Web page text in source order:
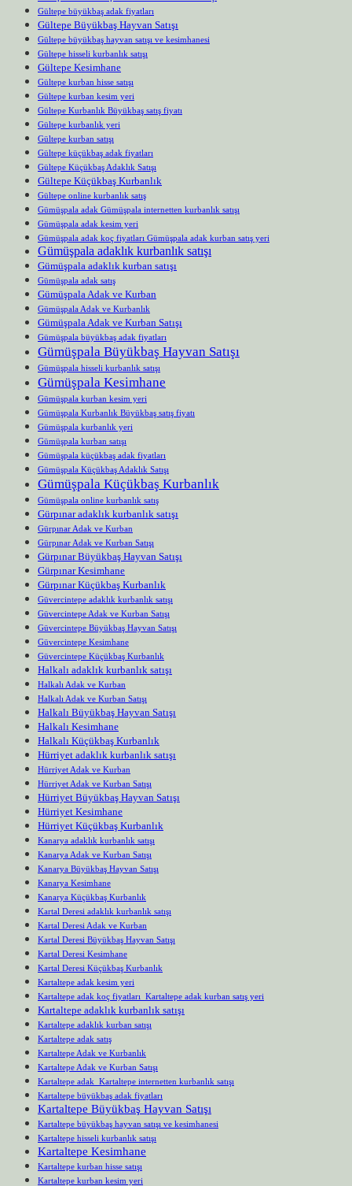
Gültepe büyükbaş adak fiyatları
Gültepe Büyükbaş Hayvan Satışı
Gültepe büyükbaş hayvan satışı ve kesimhanesi
Gültepe hisseli kurbanlık satışı
Gültepe Kesimhane
Gültepe kurban hisse satışı
Gültepe kurban kesim yeri
Gültepe Kurbanlık Büyükbaş satış fiyatı
Gültepe kurbanlık yeri
Gültepe kurban satışı
Gültepe küçükbaş adak fiyatları
Gültepe Küçükbaş Adaklık Satışı
Gültepe Küçükbaş Kurbanlık
Gültepe online kurbanlık satış
Gümüşpala adak Gümüşpala internetten kurbanlık satışı
Gümüşpala adak kesim yeri
Gümüşpala adak koç fiyatları Gümüşpala adak kurban satış yeri
Gümüşpala adaklık kurbanlık satışı
Gümüşpala adaklık kurban satışı
Gümüşpala adak satış
Gümüşpala Adak ve Kurban
Gümüşpala Adak ve Kurbanlık
Gümüşpala Adak ve Kurban Satışı
Gümüşpala büyükbaş adak fiyatları
Gümüşpala Büyükbaş Hayvan Satışı
Gümüşpala hisseli kurbanlık satışı
Gümüşpala Kesimhane
Gümüşpala kurban kesim yeri
Gümüşpala Kurbanlık Büyükbaş satış fiyatı
Gümüşpala kurbanlık yeri
Gümüşpala kurban satışı
Gümüşpala küçükbaş adak fiyatları
Gümüşpala Küçükbaş Adaklık Satışı
Gümüşpala Küçükbaş Kurbanlık
Gümüşpala online kurbanlık satış
Gürpınar adaklık kurbanlık satışı
Gürpınar Adak ve Kurban
Gürpınar Adak ve Kurban Satışı
Gürpınar Büyükbaş Hayvan Satışı
Gürpınar Kesimhane
Gürpınar Küçükbaş Kurbanlık
Güvercintepe adaklık kurbanlık satışı
Güvercintepe Adak ve Kurban Satışı
Güvercintepe Büyükbaş Hayvan Satışı
Güvercintepe Kesimhane
Güvercintepe Küçükbaş Kurbanlık
Halkalı adaklık kurbanlık satışı
Halkalı Adak ve Kurban
Halkalı Adak ve Kurban Satışı
Halkalı Büyükbaş Hayvan Satışı
Halkalı Kesimhane
Halkalı Küçükbaş Kurbanlık
Hürriyet adaklık kurbanlık satışı
Hürriyet Adak ve Kurban
Hürriyet Adak ve Kurban Satışı
Hürriyet Büyükbaş Hayvan Satışı
Hürriyet Kesimhane
Hürriyet Küçükbaş Kurbanlık
Kanarya adaklık kurbanlık satışı
Kanarya Adak ve Kurban Satışı
Kanarya Büyükbaş Hayvan Satışı
Kanarya Kesimhane
Kanarya Küçükbaş Kurbanlık
Kartal Deresi adaklık kurbanlık satışı
Kartal Deresi Adak ve Kurban
Kartal Deresi Büyükbaş Hayvan Satışı
Kartal Deresi Kesimhane
Kartal Deresi Küçükbaş Kurbanlık
Kartaltepe adak kesim yeri
Kartaltepe adak koç fiyatları Kartaltepe adak kurban satış yeri
Kartaltepe adaklık kurbanlık satışı
Kartaltepe adaklık kurban satışı
Kartaltepe adak satış
Kartaltepe Adak ve Kurbanlık
Kartaltepe Adak ve Kurban Satışı
Kartaltepe adak Kartaltepe internetten kurbanlık satışı
Kartaltepe büyükbaş adak fiyatları
Kartaltepe Büyükbaş Hayvan Satışı
Kartaltepe büyükbaş hayvan satışı ve kesimhanesi
Kartaltepe hisseli kurbanlık satışı
Kartaltepe Kesimhane
Kartaltepe kurban hisse satışı
Kartaltepe kurban kesim yeri